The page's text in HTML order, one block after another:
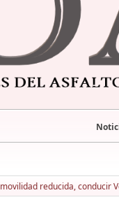
reducida, conducir